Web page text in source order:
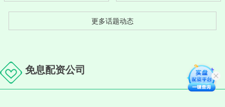
更多话题动态
免息配资公司